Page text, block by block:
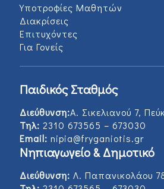
Υποτροφίες Μαθητών
Διακρίσεις
Επιτυχόντες
Για Γονείς
Παιδικός Σταθμός
Διεύθυνση:Α. Σικελιανού 7,
Τηλ: 2310 673565 – 673030
Email: nipia@fryganiotis.gr
Νηπιαγωγείο & Δημοτικό
Διεύθυνση: Λ. Παπανικολάου